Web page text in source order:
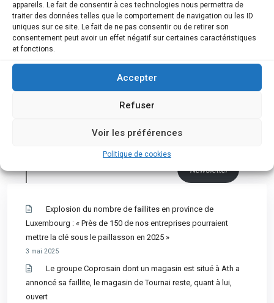
appareils. Le fait de consentir à ces technologies nous permettra de
traiter des données telles que le comportement de navigation ou les ID
uniques sur ce site. Le fait de ne pas consentir ou de retirer son
consentement peut avoir un effet négatif sur certaines caractéristiques
et fonctions.
Accepter
Refuser
Voir les préférences
Politique de cookies
Publications des faillites –Moniteur Belge
Nous suivre
Newsletter
Explosion du nombre de faillites en province de
Luxembourg : « Près de 150 de nos entreprises pourraient
mettre la clé sous le paillasson en 2025 »
3 mai 2025
Le groupe Coprosain dont un magasin est situé à Ath a
annoncé sa faillite, le magasin de Tournai reste, quant à lui,
ouvert